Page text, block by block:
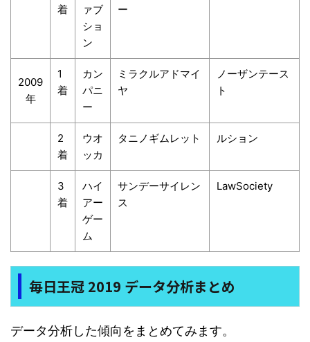
着
ァブ
ショ
ン
ー
2009
年
1
着
カン
パニ
ー
ミラクルアドマイ
ヤ
ノーザンテース
ト
2
着
ウオ
ッカ
タニノギムレット ルション
3
着
ハイ
アー
ゲー
ム
サンデーサイレン
ス
LawSociety
毎日王冠 2019 データ分析まとめ
データ分析した傾向をまとめてみます。